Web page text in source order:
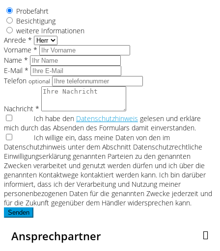
Probefahrt
Besichtigung
weitere Informationen
Anrede *
Vorname *
Name *
E-Mail *
Telefon optional
Nachricht *
Ich habe den Datenschutzhinweis gelesen und erkläre
mich durch das Absenden des Formulars damit einverstanden.
Ich willige ein, dass meine Daten von den im
Datenschutzhinweis unter dem Abschnitt Datenschutzrechtliche
Einwilligungserklärung genannten Parteien zu den genannten
Zwecken verarbeitet und genutzt werden dürfen und ich über die
genannten Kontaktwege kontaktiert werden kann. Ich bin darüber
informiert, dass ich der Verarbeitung und Nutzung meiner
personenbezogenen Daten für die genannten Zwecke jederzeit und
für die Zukunft gegenüber dem Händler widersprechen kann.
Senden
Ansprechpartner